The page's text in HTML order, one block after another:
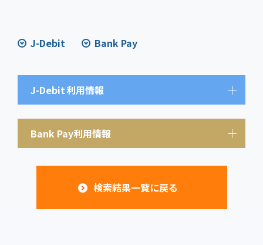
J-Debit Bank Pay
J-Debit利用情報
Bank Pay利用情報
検索結果一覧に戻る